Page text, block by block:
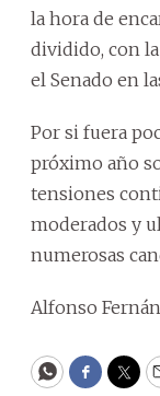
la hora de
dividido, con
el Senado en
Por si fuera
próximo año
tensiones
moderados y
numerosas
Alfonso
WhatsApp